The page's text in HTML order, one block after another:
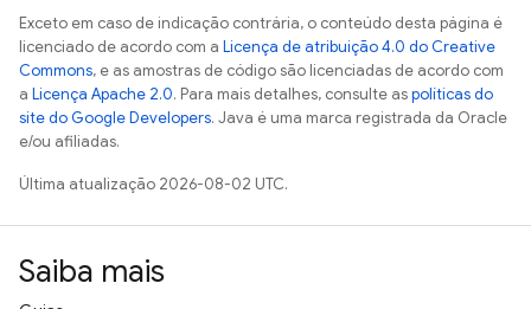
Exceto em caso de indicação contrária, o conteúdo desta página é
licenciado de acordo com a Licença de atribuição 4.0 do Creative
Commons, e as amostras de código são licenciadas de acordo com
a Licença Apache 2.0. Para mais detalhes, consulte aspolíticas do
site do Google Developers. Java é uma marca registrada da Oracle
e/ou afiliadas.
Última atualização 2026-08-02 UTC.
Saiba mais